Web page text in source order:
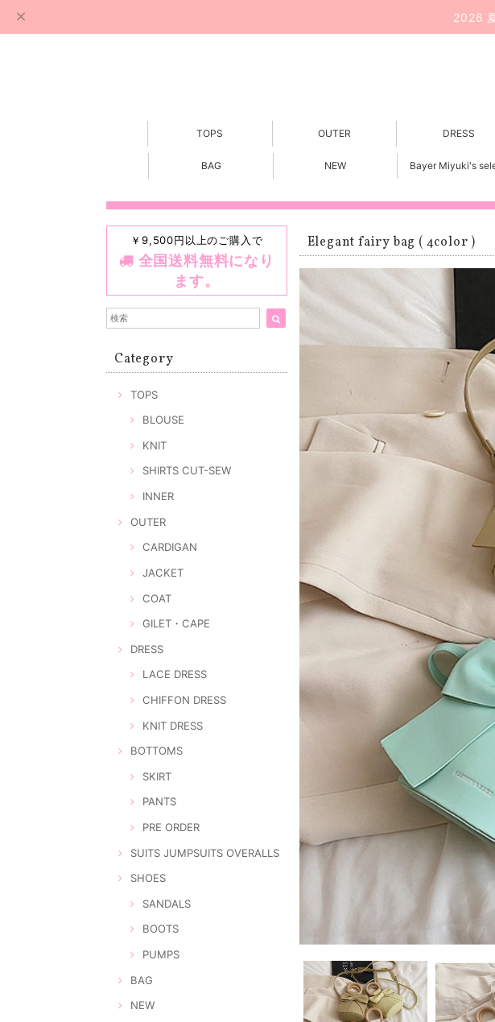
2026
TOPS OUTER DRESS
BAG NEW Bayer Miyuki's
￥9,500円以上のご購入で
全国送料無料になり
ます。
Category
TOPS
BLOUSE
KNIT
SHIRTS CUT-SEW
INNER
OUTER
CARDIGAN
JACKET
COAT
GILET・CAPE
DRESS
LACE DRESS
CHIFFON DRESS
KNIT DRESS
BOTTOMS
SKIRT
PANTS
PRE ORDER
SUITS JUMPSUITS OVERALLS
SHOES
SANDALS
BOOTS
PUMPS
BAG
NEW
Elegant fairy bag ( 4color )